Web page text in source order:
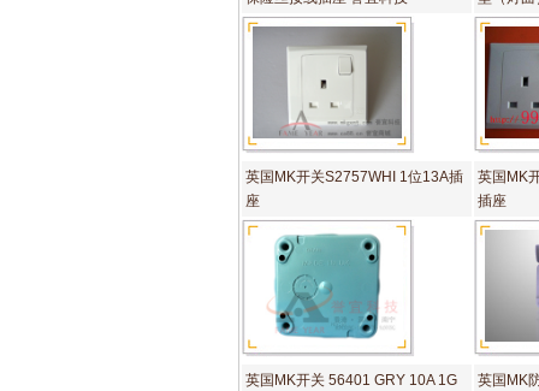
英国MK开关S2757WHI 1位13A插
座
英国MK
插座
英国MK开关 56401 GRY 10A 1G
英国MK